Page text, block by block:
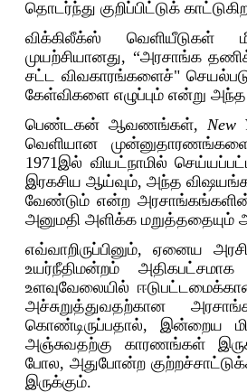
தொடர்ந்து குறிப்பிட்டுக்
விக்கிலீக்ஸ்
வெளியீடுகள்
முயற்சியானது, “அரசாங்க
சட்ட
விவகாரங்களைச்"
கேள்விகளை எழுப்பும் என்று அந்த
பெண்டகன் ஆவணங்கள், New
வெளியான
1971 இல் வியட்நாமில்
இரகசிய ஆய்வும், அந்த
வேண்டும் என்ற
அனுமதி அளிக்க மறுத்ததையும்
எவ்வாறிருப்பினும்,ஏனைய
உயர்நீதிமன்றம்
அதிகபட்சமாக
உளவுவேலையில்
அச்சுறுத்துவதற்கான
கொண்டிருப்பதால், இன்றைய
அஞ்சுவதற்கு
காரணங்கள்
போல, அதுபோன்ற
இருக்கும்.